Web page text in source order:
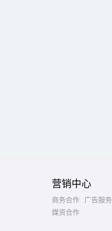
营销中心
商务合作
广告服务
媒资合作